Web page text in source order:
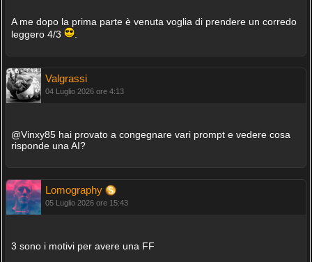
A me dopo la prima parte è venuta voglia di prendere un corredo
leggero 4/3
.
Valgrassi
04 Luglio 2026 ore 4:13
@Vinxy85 hai provato a congegnare vari prompt e vedere cosa
risponde una AI?
Lomography
05 Luglio 2026 ore 15:43
3 sono i motivi per avere una FF